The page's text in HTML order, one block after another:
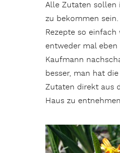
Alle Zutaten sollen
zu bekommen
Rezepte so einfach
entweder mal eben
Kaufmann
besser, man hat
Zutaten direkt aus
Haus zu